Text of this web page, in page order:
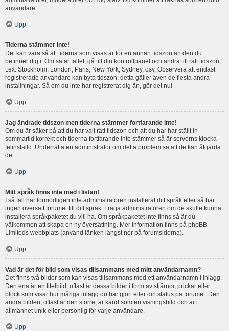
användare.
Upp
Tiderna stämmer inte!
Det kan vara så att tiderna som visas är för en annan tidszon än den du
befinner dig i. Om så är fallet, gå till din kontrollpanel och ändra till rätt tidszon,
t.ex. Stockholm, London, Paris, New York, Sydney, osv. Observera att endast
registrerade användare kan byta tidszon, detta gäller även de flesta andra
inställningar. Så om du inte har registrerat dig än, gör det nu!
Upp
Jag ändrade tidszon men tiderna stämmer fortfarande inte!
Om du är säker på att du har valt rätt tidszon och att du har har ställt in
sommartid korrekt och tiderna fortfarande inte stämmer så är serverns klocka
felinställd. Underrätta en administratör om detta problem så att de kan åtgärda
det.
Upp
Mitt språk finns inte med i listan!
I så fall har förmodligen inte administratören installerat ditt språk eller så har
ingen översatt forumet till ditt språk. Fråga administratören om de skulle kunna
installera språkpaketet du vill ha. Om språkpaketet inte finns så är du
välkommen att skapa en ny översättning. Mer information finns på phpBB
Limiteds webbplats (använd länken längst ner på forumsidorna).
Upp
Vad är det för bild som visas tillsammans med mitt användarnamn?
Det finns två bilder som kan visas tillsammans med ett användarnamn i inlägg.
Den ena är en titelbild, oftast är dessa bilder i form av stjärnor, prickar eller
block som visar hur många inlägg du har gjort eller din status på forumet. Den
andra bilden, oftast är den större, är känd som en visningsbild och är i
allmänhet unik eller personlig för varje användare.
Upp